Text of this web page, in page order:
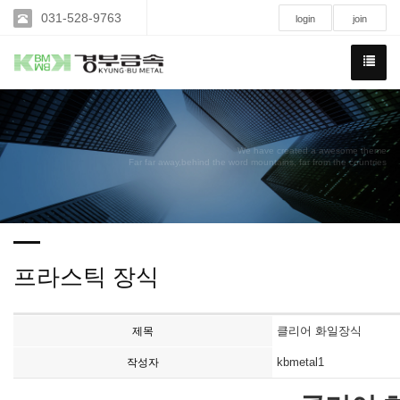
031-528-9763 login join
We have created a awesome theme
Far far away,behind the word mountains, far from the countries
프라스틱 장식
제목 클리어 화일장식
작성자 kbmetal1